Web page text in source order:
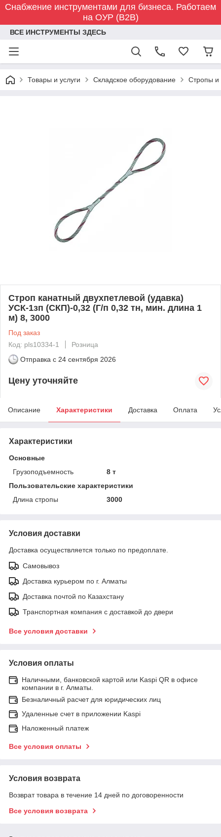
Снабжение инструментами для бизнеса. Работаем
на ОУР (B2B)
ВСЕ ИНСТРУМЕНТЫ ЗДЕСЬ
Товары и услуги Складское оборудование Стропы и
Строп канатный двухпетлевой (удавка)
УСК-1зп (СКП)-0,32 (Г/п 0,32 тн, мин. длина 1
м) 8, 3000
Под заказ
Код: pls10334-1
Розница
Отправка с 24 сентября 2026
Цену уточняйте
Описание Характеристики Доставка Оплата
Характеристики
Основные
Грузоподъемность
8 т
Пользовательские характеристики
Длина стропы
3000
Условия доставки
Доставка осуществляется только по предоплате.
Самовывоз
Доставка курьером по г. Алматы
Доставка почтой по Казахстану
Транспортная компания с доставкой до двери
Все условия доставки
Условия оплаты
Наличными, банковской картой или Kaspi QR в офисе
компании в г. Алматы.
Безналичный расчет для юридических лиц
Удаленные счет в приложении Kaspi
Наложенный платеж
Все условия оплаты
Условия возврата
Возврат товара в течение 14 дней по договоренности
Все условия возврата